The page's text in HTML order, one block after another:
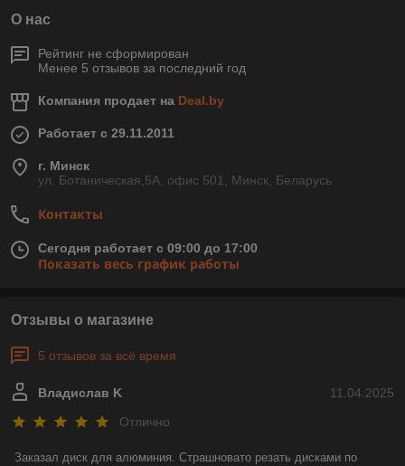
О нас
Рейтинг не сформирован
Менее 5 отзывов за последний год
Компания продает на Deal.by
Работает с 29.11.2011
г. Минск
ул. Ботаническая,5А, офис 501, Минск, Беларусь
Контакты
Сегодня работает с 09:00 до 17:00
Показать весь график работы
Отзывы о магазине
5 отзывов за всё время
11.04.2025
Владислав K
Отлично
Заказал диск для алюминия. Страшновато резать дисками по